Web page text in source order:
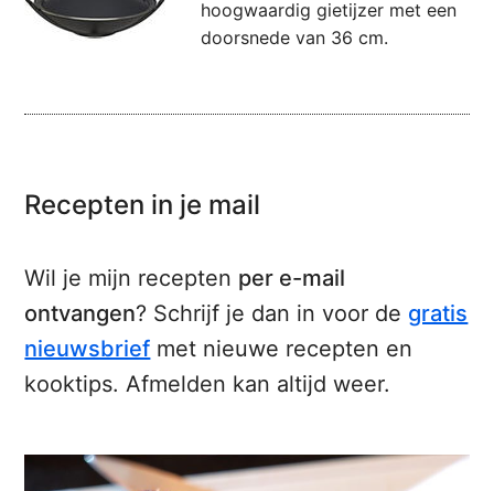
hoogwaardig gietijzer met een
doorsnede van 36 cm.
Recepten in je mail
Wil je mijn recepten per e-mail
ontvangen? Schrijf je dan in voor de gratis
nieuwsbrief met nieuwe recepten en
kooktips. Afmelden kan altijd weer.